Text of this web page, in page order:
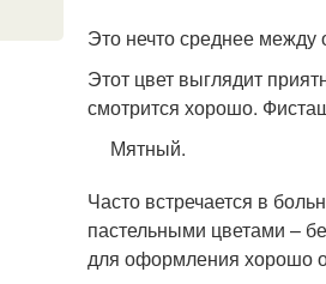
Это нечто среднее между
Этот цвет выглядит
смотрится хорошо.
Мятный.
Часто встречается в
пастельными цветами –
для оформления хорошо